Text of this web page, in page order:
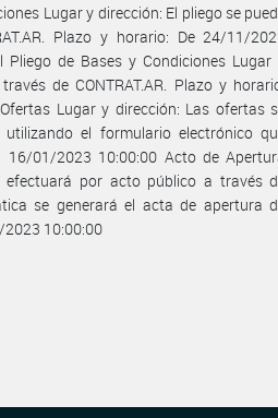
Lugar y dirección: El pliego se
Plazo y horario: De 24/11/
de Bases y Condiciones Lugar
de CONTRAT.AR. Plazo y
Lugar y dirección: Las ofertas
utilizando el formulario electrónico
01/2023 10:00:00 Acto de
por acto público a través
se generará el acta de apertura
10:00:00